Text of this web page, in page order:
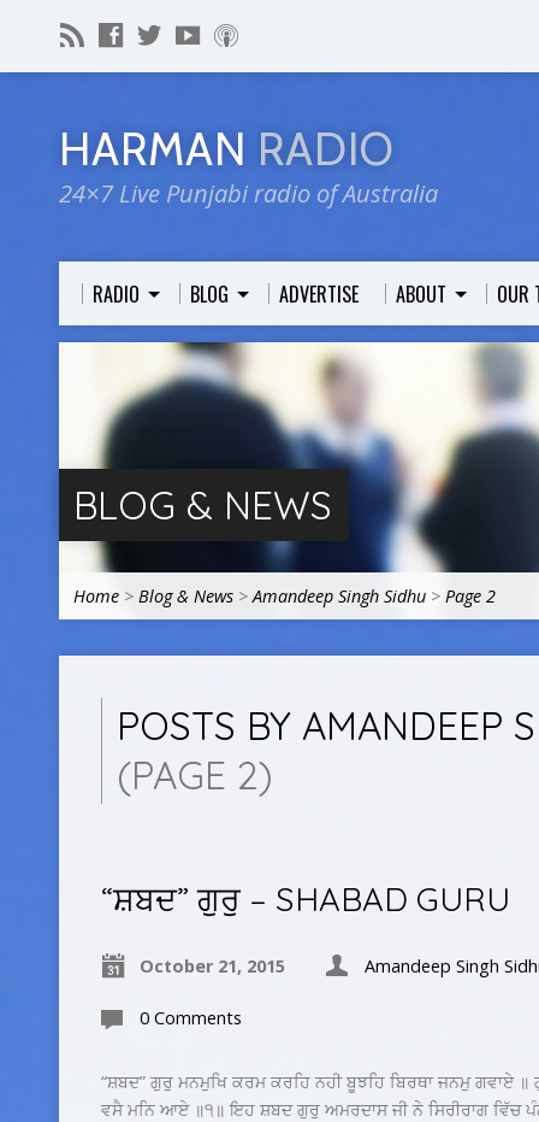
HARMAN RADIO
24×7 Live Punjabi radio of Australia
RADIO BLOG ADVERTISE ABOUT OUR
BLOG & NEWS
Home > Blog & News > Amandeep Singh Sidhu > Page 2
POSTS BY AMANDEEP
(PAGE 2)
“ਸ਼ਬਦ” ਗੁਰੁ – SHABAD GURU
October 21, 2015 Amandeep Singh
0 Comments
“ਸ਼ਬਦ” ਗੁਰੁ ਮਨਮੁਖਿ ਕਰਮ ਕਰਹਿ ਨਹੀ ਬੂਝਹਿ ਬਿਰਥਾ ਜਨਮੁ ਗਵਾਏ
ਵਸੈ ਮਨਿ ਆਏ ॥੧॥ ਇਹ ਸ਼ਬਦ ਗੁਰੁ ਅਮਰਦਾਸ ਜੀ ਨੇ ਸਿਰੀਰਾਗ ਵਿੱਚ